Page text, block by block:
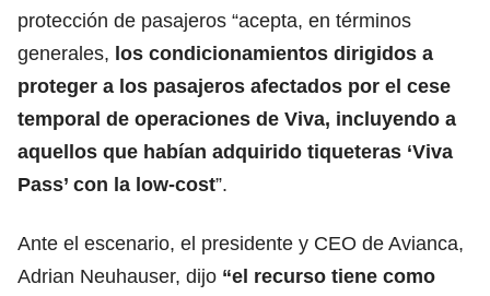
protección de pasajeros “acepta, en términos
generales, los condicionamientos dirigidos a
proteger a los pasajeros afectados por el cese
temporal de operaciones de Viva, incluyendo a
aquellos que habían adquirido tiqueteras ‘Viva
Pass’ con la low-cost”.
Ante el escenario, el presidente y CEO de Avianca,
Adrian Neuhauser, dijo “el recurso tiene como